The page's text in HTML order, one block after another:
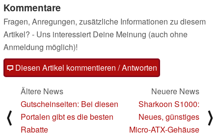
Kommentare
Fragen, Anregungen, zusätzliche Informationen zu diesem
Artikel? - Uns interessiert Deine Meinung (auch ohne
Anmeldung möglich)!
Diesen Artikel kommentieren / Antworten
⟨
Ältere News
Gutscheinseiten: Bei diesen
Portalen gibt es die besten
Rabatte
Neuere News
Sharkoon S1000:
Neues, günstiges
Micro-ATX-Gehäuse
⟩